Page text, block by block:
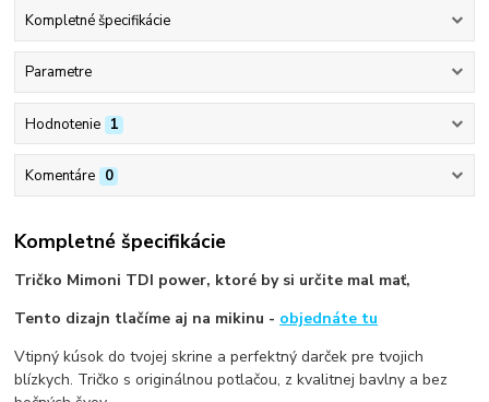
Kompletné špecifikácie
Parametre
Hodnotenie 1
Komentáre 0
Kompletné špecifikácie
Tričko Mimoni TDI power, ktoré by si určite mal mať,
Tento dizajn tlačíme aj na mikinu - objednáte tu
Vtipný kúsok do tvojej skrine a perfektný darček pre tvojich
blízkych. Tričko s originálnou potlačou, z kvalitnej bavlny a bez